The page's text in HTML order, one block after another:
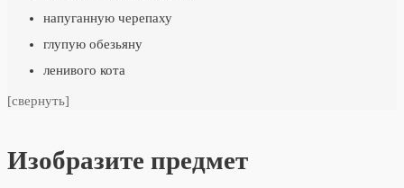
напуганную черепаху
глупую обезьяну
ленивого кота
[свернуть]
Изобразите предмет